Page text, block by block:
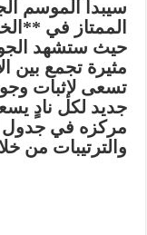
سيبدأ الموسم
حيث ستشهد
مثيرة تجمع بين
تسعى لإثبات
جديد لكل نادٍ
مركزه في جدول
والترتيبات من